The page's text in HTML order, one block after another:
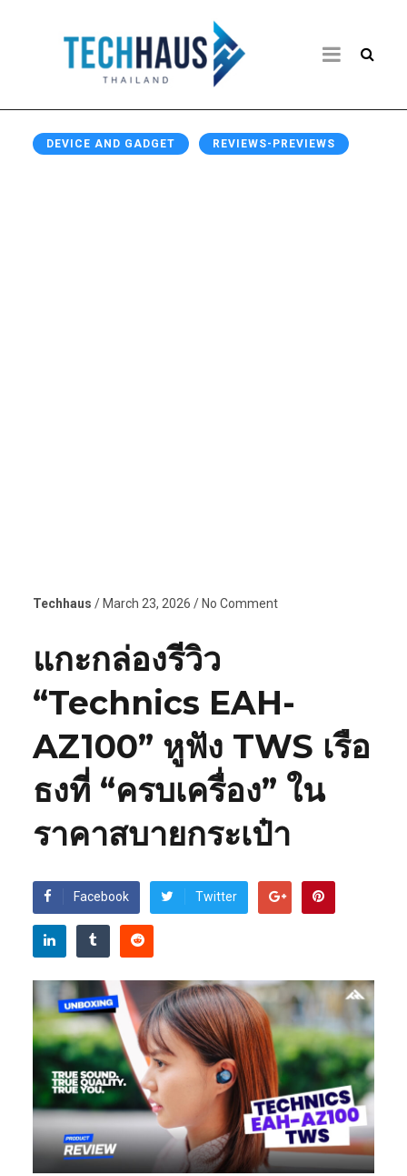
DEVICE AND GADGET REVIEWS-PREVIEWS
Techhaus / March 23, 2026 / No Comment
แกะกล่องรีวิว
“Technics EAH-
AZ100” หูฟัง TWS เรือ
ธงที่ “ครบเครื่อง” ใน
ราคาสบายกระเป๋า
Facebook Twitter